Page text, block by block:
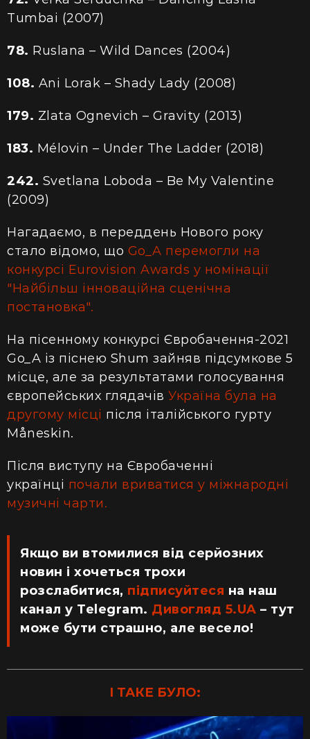
Tumbai (2007)
78. Ruslana – Wild Dances (2004)
108. Ani Lorak – Shady Lady (2008)
179. Zlata Ognevich – Gravity (2013)
183. Mélovin – Under The Ladder (2018)
242. Svetlana Loboda – Be My Valentine
(2009)
Нагадаємо, в переддень Нового року
стало відомо, що Go_A перемогли на
конкурсі Eurovision Awards у номінації
"Найбільш інноваційна сценічна
постановка".
На пісенному конкурсі Євробачення-2021
Go_A із піснею Shum зайняв підсумкове 5
місце, але за результатами голосування
європейських глядачів Україна була на
другому місці після італійського гурту
Måneskin.
Після виступу на Євробаченні
українці почали вриватися у міжнародні
музичні чарти.
Якщо ви втомилися від серйозних
новин і хочеться трохи
розслабитися, підписуйтеся на наш
канал у Telegram. Дивогляд 5.UA – тут
може бути страшно, але весело!
І ТАКЕ БУЛО: